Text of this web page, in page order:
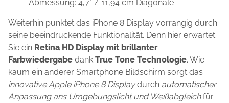
Abmessung: 4,7" / 11,94 cm Diagonale
Weiterhin punktet das iPhone 8 Display vorrangig durch
seine beeindruckende Funktionalität. Denn hier erwartet
Sie ein Retina HD Display mit brillanter
Farbwiedergabe dank True Tone Technologie. Wie
kaum ein anderer Smartphone Bildschirm sorgt das
innovative Apple iPhone 8 Displaydurch automatischer
Anpassung ans Umgebungslicht und Weißabgleichfür